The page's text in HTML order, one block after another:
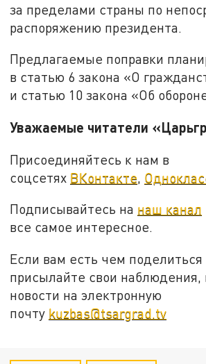
за пределами страны по
распоряжению президента.
Предлагаемые поправки
в статью 6 закона «О
и статью 10 закона «Об
Уважаемые читатели
Присоединяйтесь к нам в
соцсетях ВКонтакте
Подписывайтесь на наш канал
все самое интересное.
Если вам есть чем
присылайте свои наблюдения,
новости на электронную
почту kuzbas@tsargrad.tv